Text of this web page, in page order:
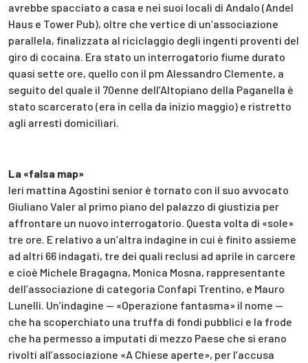
avrebbe spacciato a casa e nei suoi locali di Andalo (Andel
Haus e Tower Pub), oltre che vertice di un’associazione
parallela, finalizzata al riciclaggio degli ingenti proventi del
giro di cocaina. Era stato un interrogatorio fiume durato
quasi sette ore, quello con il pm Alessandro Clemente, a
seguito del quale il 70enne dell’Altopiano della Paganella è
stato scarcerato (era in cella da inizio maggio) e ristretto
agli arresti domiciliari.
La «falsa map»
Ieri mattina Agostini senior è tornato con il suo avvocato
Giuliano Valer al primo piano del palazzo di giustizia per
affrontare un nuovo interrogatorio. Questa volta di «sole»
tre ore. E relativo a un’altra indagine in cui è finito assieme
ad altri 66 indagati, tre dei quali reclusi ad aprile in carcere
e cioè Michele Bragagna, Monica Mosna, rappresentante
dell’associazione di categoria Confapi Trentino, e Mauro
Lunelli. Un’indagine — «Operazione fantasma» il nome —
che ha scoperchiato una truffa di fondi pubblici e la frode
che ha permesso a imputati di mezzo Paese che si erano
rivolti all’associazione «A Chiese aperte», per l’accusa